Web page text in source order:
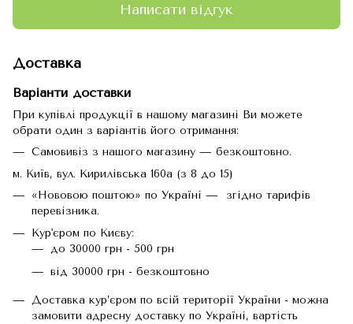
Написати відгук
Доставка
Варіанти доставки
При купівлі продукції в нашому магазині Ви можете
обрати один з варіантів його отримання:
Самовивіз з нашого магазину — безкоштовно.
м. Київ, вул. Кирилівська 160а (з 8 до 15)
«Нововою поштою» по Україні — згідно тарифів
перевізника.
Кур'єром по Києву:
до 30000 грн - 500 грн
від 30000 грн - безкоштовно
Доставка кур’єром по всій території України - можна
замовити адресну доставку по Україні, вартість